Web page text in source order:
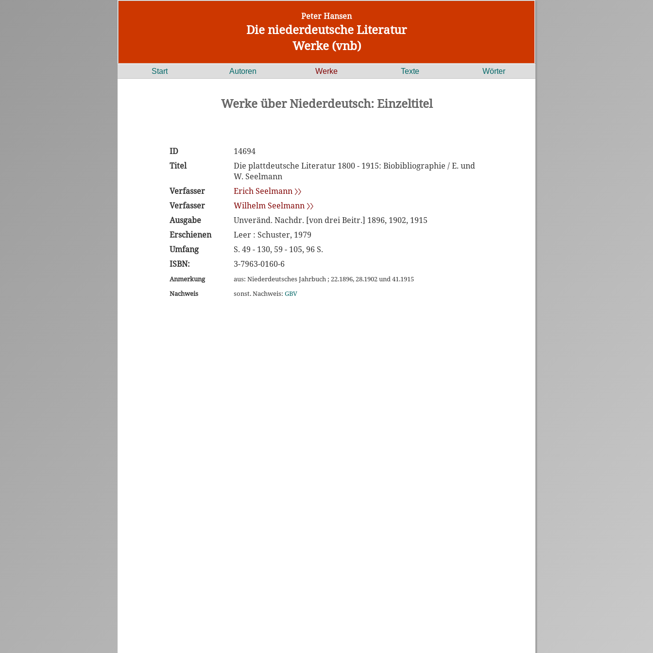
Peter Hansen
Die niederdeutsche Literatur
Werke (vnb)
Start Autoren Werke Texte Wörter
Werke über Niederdeutsch: Einzeltitel
ID
14694
Titel
Die plattdeutsche Literatur 1800 - 1915: Biobibliographie / E. und
W. Seelmann
Verfasser
Erich Seelmann 〉〉
Verfasser
Wilhelm Seelmann 〉〉
Ausgabe
Unveränd. Nachdr. [von drei Beitr.] 1896, 1902, 1915
Erschienen
Leer : Schuster, 1979
Umfang
S. 49 - 130, 59 - 105, 96 S.
ISBN:
3-7963-0160-6
Anmerkung
aus: Niederdeutsches Jahrbuch ; 22.1896, 28.1902 und 41.1915
Nachweis
sonst. Nachweis: GBV